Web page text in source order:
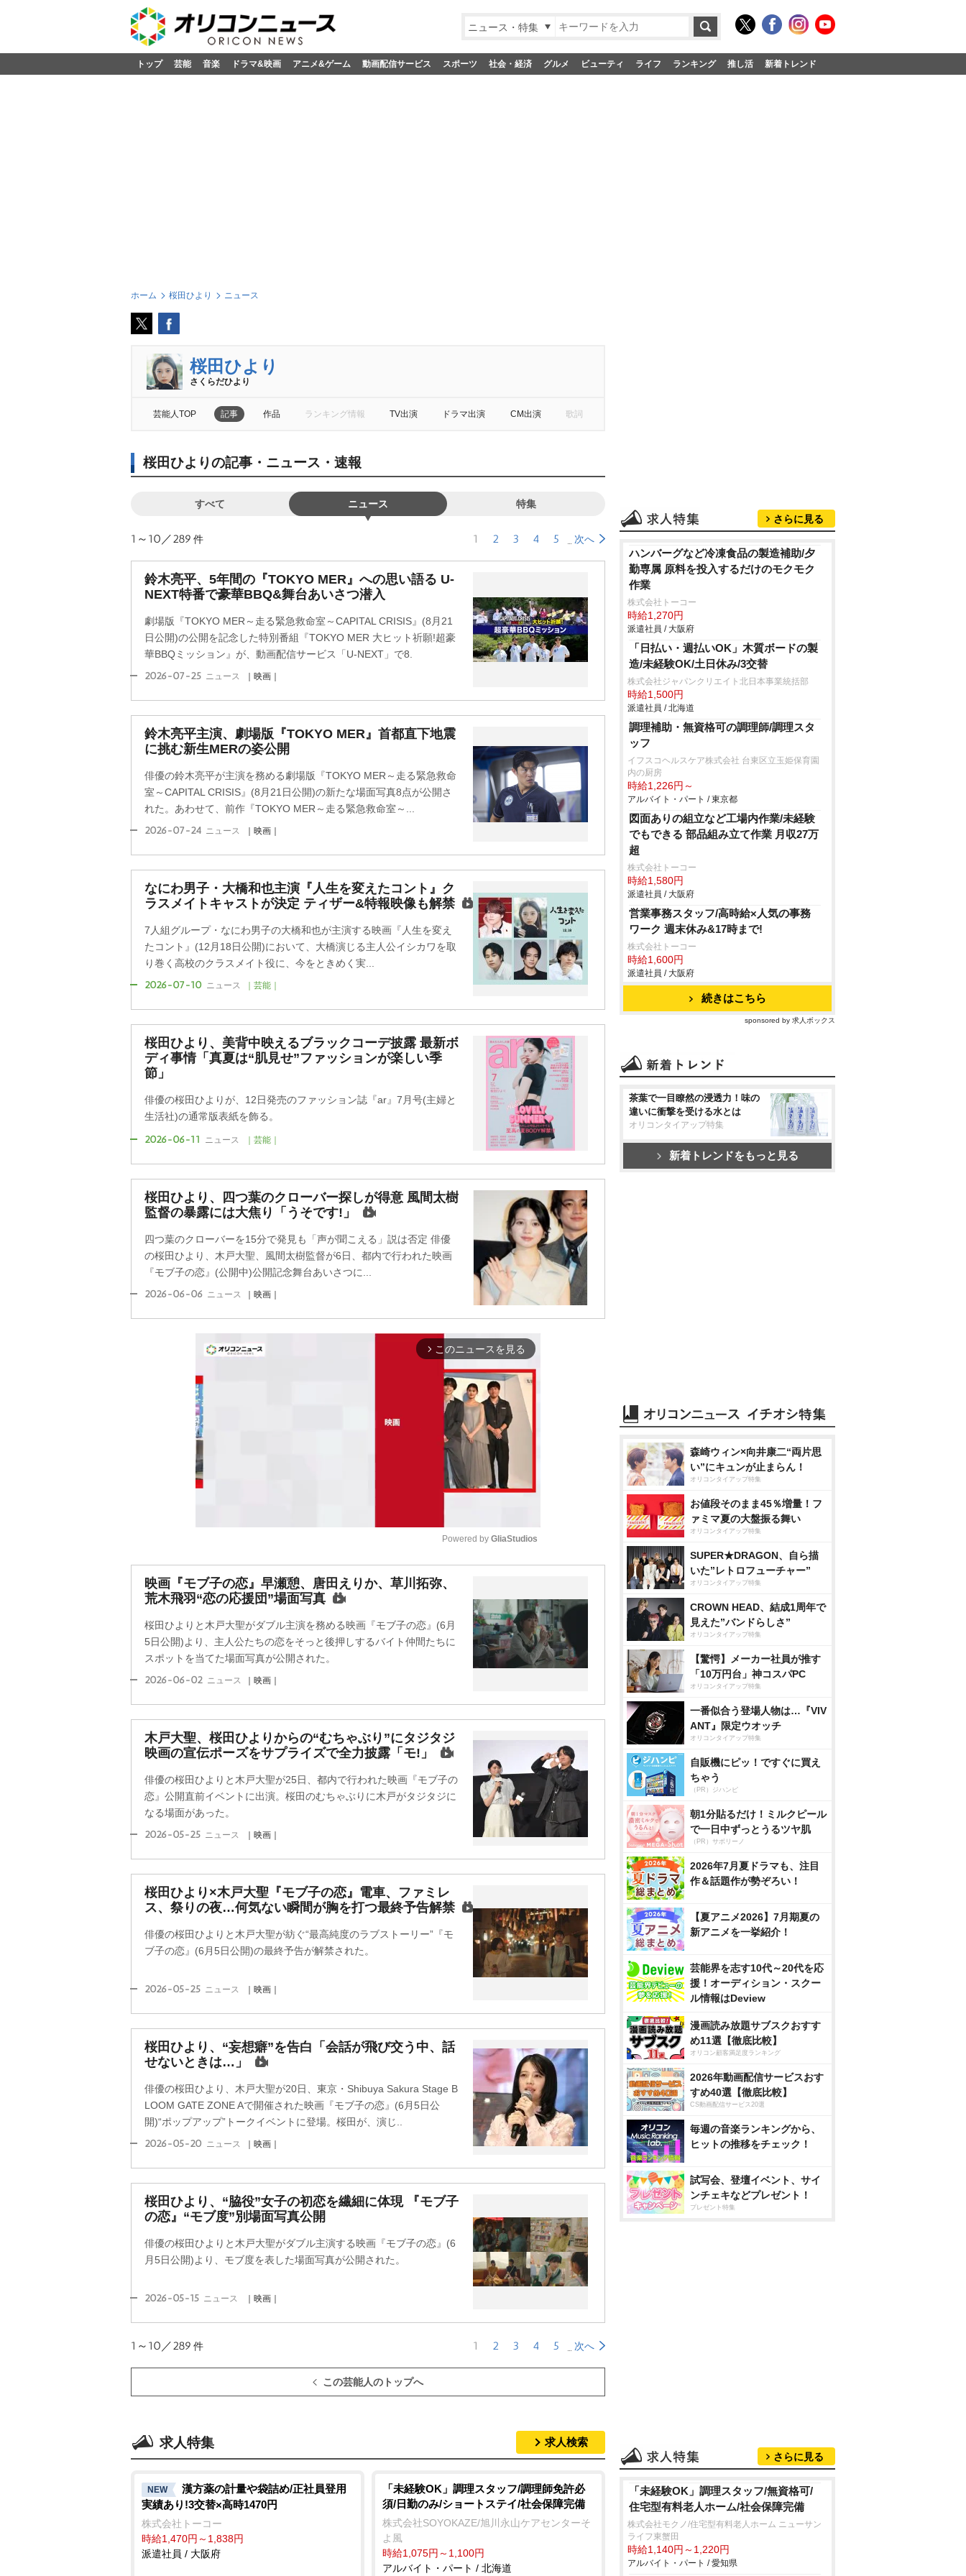
ニュース・特集
トップ 芸能 音楽 ドラマ&映画 アニメ&ゲーム 動画配信サービス スポーツ 社会・経済 グルメ ビューティ ライフ ランキング 推し活 新着トレンド
ホーム 桜田ひより ニュース
桜田ひより
さくらだひより
芸能人TOP 記事 作品 ランキング情報 TV出演 ドラマ出演 CM出演 歌詞
桜田ひよりの記事・ニュース・速報
すべて ニュース 特集
1～10／289 件 1 2 3 4 5 次へ
鈴木亮平、5年間の『TOKYO MER』への思い語る U-
NEXT特番で豪華BBQ&舞台あいさつ潜入
劇場版『TOKYO MER～走る緊急救命室～CAPITAL CRISIS』(8月21
日公開)の公開を記念した特別番組『TOKYO MER 大ヒット祈願!超豪
華BBQミッション』が、動画配信サービス「U-NEXT」で8.
2026-07-25 ニュース ｜映画｜
鈴木亮平主演、劇場版『TOKYO MER』首都直下地震
に挑む新生MERの姿公開
俳優の鈴木亮平が主演を務める劇場版『TOKYO MER～走る緊急救命
室～CAPITAL CRISIS』(8月21日公開)の新たな場面写真8点が公開さ
れた。あわせて、前作『TOKYO MER～走る緊急救命室～...
2026-07-24 ニュース ｜映画｜
なにわ男子・大橋和也主演『人生を変えたコント』ク
ラスメイトキャストが決定 ティザー&特報映像も解禁
7人組グループ・なにわ男子の大橋和也が主演する映画『人生を変え
たコント』(12月18日公開)において、大橋演じる主人公イシカワを取
り巻く高校のクラスメイト役に、今をときめく実...
2026-07-10 ニュース ｜芸能｜
桜田ひより、美背中映えるブラックコーデ披露 最新ボ
ディ事情「真夏は“肌見せ”ファッションが楽しい季
節」
俳優の桜田ひよりが、12日発売のファッション誌『ar』7月号(主婦と
生活社)の通常版表紙を飾る。
2026-06-11 ニュース ｜芸能｜
桜田ひより、四つ葉のクローバー探しが得意 風間太樹
監督の暴露には大焦り「うそです!」
四つ葉のクローバーを15分で発見も「声が聞こえる」説は否定 俳優
の桜田ひより、木戸大聖、風間太樹監督が6日、都内で行われた映画
『モブ子の恋』(公開中)公開記念舞台あいさつに...
2026-06-06 ニュース ｜映画｜
arrow_forward_ios このニュースを見る
u
t
e
Powered by GliaStudios
映画『モブ子の恋』早瀬憩、唐田えりか、草川拓弥、
荒木飛羽“恋の応援団”場面写真
桜田ひよりと木戸大聖がダブル主演を務める映画『モブ子の恋』(6月
5日公開)より、主人公たちの恋をそっと後押しするバイト仲間たちに
スポットを当てた場面写真が公開された。
2026-06-02 ニュース ｜映画｜
木戸大聖、桜田ひよりからの“むちゃぶり”にタジタジ
映画の宣伝ポーズをサプライズで全力披露「モ!」
俳優の桜田ひよりと木戸大聖が25日、都内で行われた映画『モブ子の
恋』公開直前イベントに出演。桜田のむちゃぶりに木戸がタジタジに
なる場面があった。
2026-05-25 ニュース ｜映画｜
桜田ひより×木戸大聖『モブ子の恋』電車、ファミレ
ス、祭りの夜…何気ない瞬間が胸を打つ最終予告解禁
俳優の桜田ひよりと木戸大聖が紡ぐ“最高純度のラブストーリー”『モ
ブ子の恋』(6月5日公開)の最終予告が解禁された。
2026-05-25 ニュース ｜映画｜
桜田ひより、“妄想癖”を告白「会話が飛び交う中、話
せないときは…」
俳優の桜田ひより、木戸大聖が20日、東京・Shibuya Sakura Stage B
LOOM GATE ZONE Aで開催された映画『モブ子の恋』(6月5日公
開)“ポップアップ”トークイベントに登場。桜田が、演じ..
2026-05-20 ニュース ｜映画｜
桜田ひより、“脇役”女子の初恋を繊細に体現 『モブ子
の恋』“モブ度”別場面写真公開
俳優の桜田ひよりと木戸大聖がダブル主演する映画『モブ子の恋』(6
月5日公開)より、モブ度を表した場面写真が公開された。
2026-05-15 ニュース ｜映画｜
1～10／289 件 1 2 3 4 5 次へ
この芸能人のトップへ
求人特集 求人検索
NEW
漢方薬の計量や袋詰め/正社員登用
実績あり!3交替×高時1470円
株式会社トーコー
時給1,470円～1,838円
派遣社員 / 大阪府
「未経験OK」調理スタッフ/調理師免許必
須/日勤のみ/ショートステイ/社会保障完備
株式会社SOYOKAZE/旭川永山ケアセンターそ
よ風
時給1,075円～1,100円
アルバイト・パート / 北海道
さらに見る
ハンバーグなど冷凍食品の製造補助/夕
勤専属 原料を投入するだけのモクモク
作業
株式会社トーコー
時給1,270円
派遣社員 / 大阪府
「日払い・週払いOK」木質ボードの製
造/未経験OK/土日休み/3交替
株式会社ジャパンクリエイト北日本事業統括部
時給1,500円
派遣社員 / 北海道
調理補助・無資格可の調理師/調理スタ
ッフ
イフスコヘルスケア株式会社 台東区立玉姫保育園
内の厨房
時給1,226円～
アルバイト・パート / 東京都
図面ありの組立など工場内作業/未経験
でもできる 部品組み立て作業 月収27万
超
株式会社トーコー
時給1,580円
派遣社員 / 大阪府
営業事務スタッフ/高時給×人気の事務
ワーク 週末休み&17時まで!
株式会社トーコー
時給1,600円
派遣社員 / 大阪府
続きはこちら
sponsored by 求人ボックス
茶葉で一目瞭然の浸透力！味の
違いに衝撃を受ける水とは
オリコンタイアップ特集
新着トレンドをもっと見る
森崎ウィン×向井康二“両片思
い”にキュンが止まらん！
オリコンタイアップ特集
お値段そのまま45％増量！フ
ァミマ夏の大盤振る舞い
オリコンタイアップ特集
SUPER★DRAGON、自ら描
いた”レトロフューチャー”
オリコンタイアップ特集
CROWN HEAD、結成1周年で
見えた”バンドらしさ”
オリコンタイアップ特集
【驚愕】メーカー社員が推す
「10万円台」神コスパPC
オリコンタイアップ特集
一番似合う登場人物は…『VIV
ANT』限定ウオッチ
オリコンタイアップ特集
自販機にピッ！ですぐに買え
ちゃう
（PR）ジハンピ
朝1分貼るだけ！ミルクピール
で一日中ずっとうるツヤ肌
（PR）サボリーノ
2026年7月夏ドラマも、注目
作＆話題作が勢ぞろい！
【夏アニメ2026】7月期夏の
新アニメを一挙紹介！
芸能界を志す10代～20代を応
援！オーディション・スクー
ル情報はDeview
漫画読み放題サブスクおすす
め11選【徹底比較】
オリコン顧客満足度ランキング
2026年動画配信サービスおす
すめ40選【徹底比較】
CS動画配信サービス20選
毎週の音楽ランキングから、
ヒットの推移をチェック！
試写会、登壇イベント、サイ
ンチェキなどプレゼント！
プレゼント特集
さらに見る
「未経験OK」調理スタッフ/無資格可/
住宅型有料老人ホーム/社会保障完備
株式会社モクノ/住宅型有料老人ホーム ニューサン
ライフ東蟹田
時給1,140円～1,220円
アルバイト・パート / 愛知県